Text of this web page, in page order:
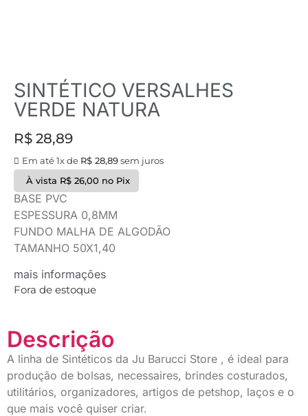
SINTÉTICO VERSALHES
VERDE NATURA
R$ 28,89
Em até 1x de R$ 28,89 sem juros
À vista R$26,00 no Pix
BASE PVC
ESPESSURA 0,8MM
FUNDO MALHA DE ALGODÃO
TAMANHO 50X1,40
mais informações
Fora de estoque
Descrição
A linha de Sintéticos da Ju Barucci Store , é ideal para
produção de bolsas, necessaires, brindes costurados,
utilitários, organizadores, artigos de petshop, laços e o
que mais você quiser criar.